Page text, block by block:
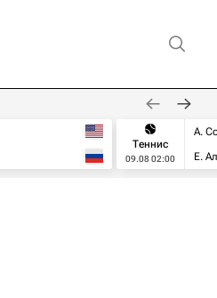
Теннис
09.08 02:00
А.
Е.